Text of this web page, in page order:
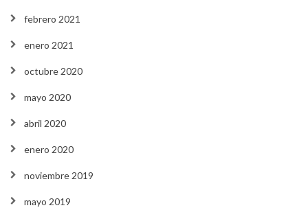
febrero 2021
enero 2021
octubre 2020
mayo 2020
abril 2020
enero 2020
noviembre 2019
mayo 2019